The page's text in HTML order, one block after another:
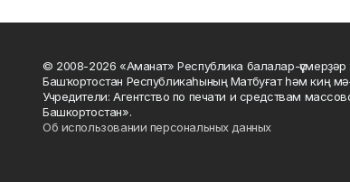
© 2008-2026 «Аманат» Республика балалар-
Башҡортостан Республикаһының Матбуғат һәм киң
Учредители: Агентство по печати и средствам
Башкортостан».
Об использовании персональных данных